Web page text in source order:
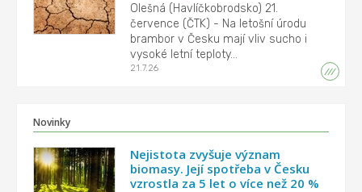
Olešná (Havlíčkobrodsko) 21.
července (ČTK) - Na letošní úrodu
brambor v Česku mají vliv sucho i
vysoké letní teploty...
21.7.26
Novinky
Nejistota zvyšuje význam
biomasy. Její spotřeba v Česku
vzrostla za 5 let o více než 20 %